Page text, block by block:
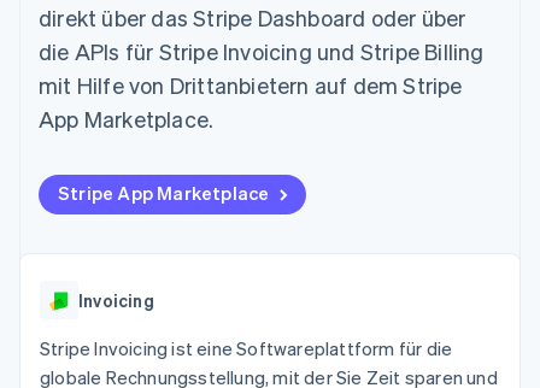
Zugriff auf mehr als
125
Zahlungen vor Ort
Authorization
Boost
Autorisierungsraten
Link
Bezahlvorgang
Connections
Verbundene
Finanzdaten
Datensynchronisierung
Geldmanagement
SaaS
KI-Unternehmen
Gaming
Medien und
Unterhaltung
Gemeinnützige
Marktplatz auf
Abonnementverwaltung
nutzungsbasierte
Karten ausgeben: So
geht´s
Verwaltung von
Ressourcen
Produkt-Roadmap
Stripe Sessions
Karriere
Newsroom
Stripe Press
Kontakt
Sales-Team
direkt über das Stripe Dashboard oder über
die APIs für Stripe Invoicing und Stripe Billing
mit Hilfe von Drittanbietern auf dem Stripe
App Marketplace.
Stripe App Marketplace
Invoicing
Stripe Invoicing ist eine Softwareplattform für die
globale Rechnungsstellung, mit der Sie Zeit sparen und